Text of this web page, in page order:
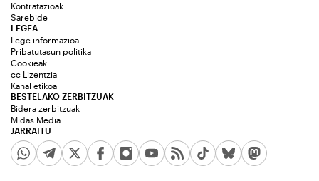
Kontratazioak
Sarebide
JARRAITU
LEGEA
Lege informazioa
Pribatutasun politika
Cookieak
cc Lizentzia
Kanal etikoa
BESTELAKO ZERBITZUAK
Bidera zerbitzuak
Midas Media